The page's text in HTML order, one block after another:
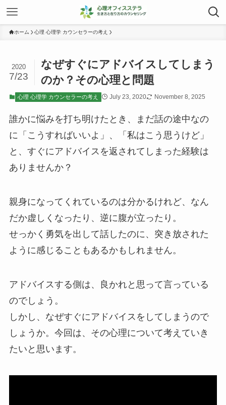
ホーム 心理 心理学 カウンセラーの考え
なぜすぐにアドバイスしてしまう
のか？その心理と問題
2020
7/23
心理 心理学 カウンセラーの考え July 23, 2020 November 8, 2025
誰かに悩みを打ち明けたとき、まだ話の途中なの
に「こうすればいいよ」、「私はこう思うけど」
と、すぐにアドバイスを返されてしまった経験は
ありませんか？
親身になってくれているのは分かるけれど、なん
だか虚しくなったり、逆に腹が立ったり。
せっかく勇気を出して話したのに、突き放された
ように感じることもあるかもしれません。
アドバイスする側は、良かれと思って言っている
のでしょう。
しかし、なぜすぐにアドバイスをしてしまうので
しょうか。今回は、その心理について考えていき
たいと思います。